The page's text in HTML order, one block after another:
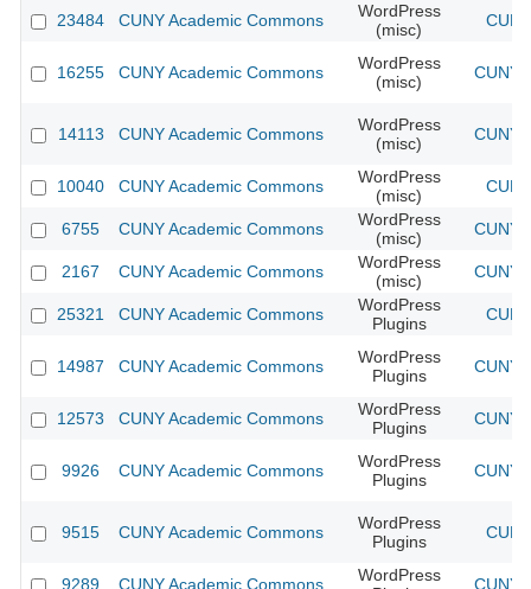
23484 CUNY Academic Commons
WordPress
(misc)
16255 CUNY Academic Commons
WordPress
(misc)
CUNY
14113 CUNY Academic Commons
WordPress
(misc)
CUNY
10040 CUNY Academic Commons
WordPress
(misc)
6755 CUNY Academic Commons
WordPress
(misc)
CUNY
2167 CUNY Academic Commons
WordPress
(misc)
CUNY
25321 CUNY Academic Commons
WordPress
Plugins
14987 CUNY Academic Commons
WordPress
Plugins
CUNY
12573 CUNY Academic Commons
WordPress
Plugins
CUNY
9926 CUNY Academic Commons
WordPress
Plugins
CUNY
9515 CUNY Academic Commons
WordPress
Plugins
9289 CUNY Academic Commons
WordPress
CUNY